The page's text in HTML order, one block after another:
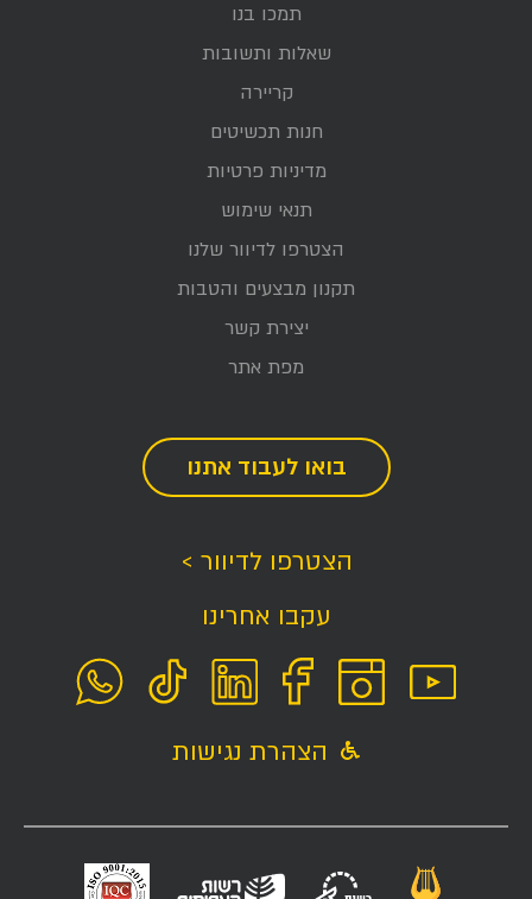
תמכו בנו
שאלות ותשובות
קריירה
חנות תכשיטים
מדיניות פרטיות
תנאי שימוש
הצטרפו לדיוור שלנו
תקנון מבצעים והטבות
יצירת קשר
מפת אתר
בואו לעבוד אתנו
הצטרפו לדיוור >
עקבו אחרינו
הצהרת נגישות